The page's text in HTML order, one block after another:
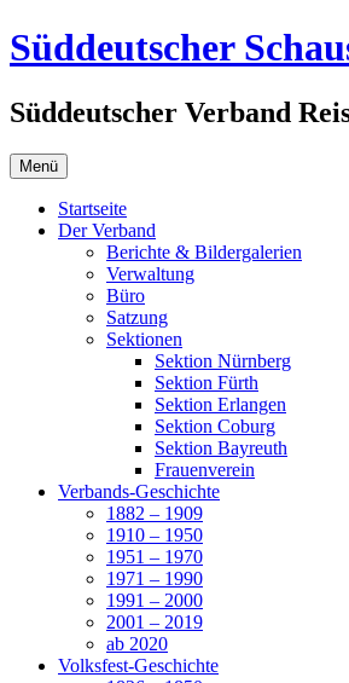
Zum
Inhalt
Süddeutscher
Süddeutscher Verband
Menü
Startseite
Der Verband
Berichte & Bildergalerien
Verwaltung
Büro
Satzung
Sektionen
Sektion Nürnberg
Sektion Fürth
Sektion Erlangen
Sektion Coburg
Sektion Bayreuth
Frauenverein
Verbands-Geschichte
1882 – 1909
1910 – 1950
1951 – 1970
1971 – 1990
1991 – 2000
2001 – 2019
ab 2020
Volksfest-Geschichte